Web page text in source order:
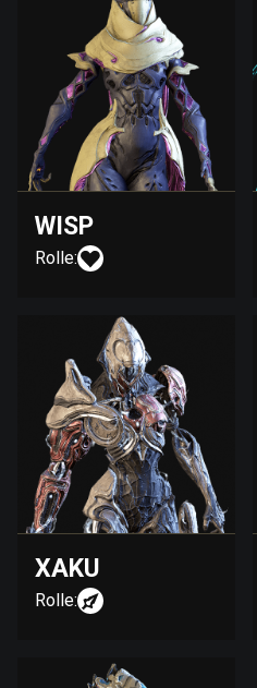
WISP
Rolle:
XAKU
Rolle: